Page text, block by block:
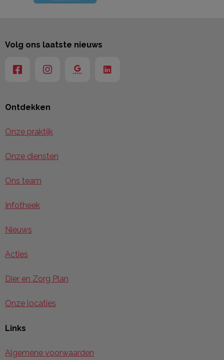
Ontdekken
Onze praktijk
Onze diensten
Ons team
Infotheek
Nieuws
Acties
Dier en Zorg Plan
Onze locaties
Links
Algemene voorwaarden
Volg ons laatste nieuws